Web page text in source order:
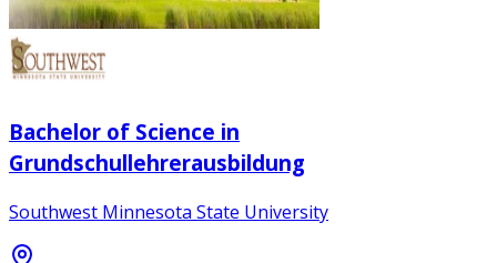
Bachelor of Science in
Grundschullehrerausbildung
Southwest Minnesota State University